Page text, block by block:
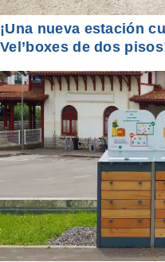
¡Una nueva estación
Vel’boxes de dos